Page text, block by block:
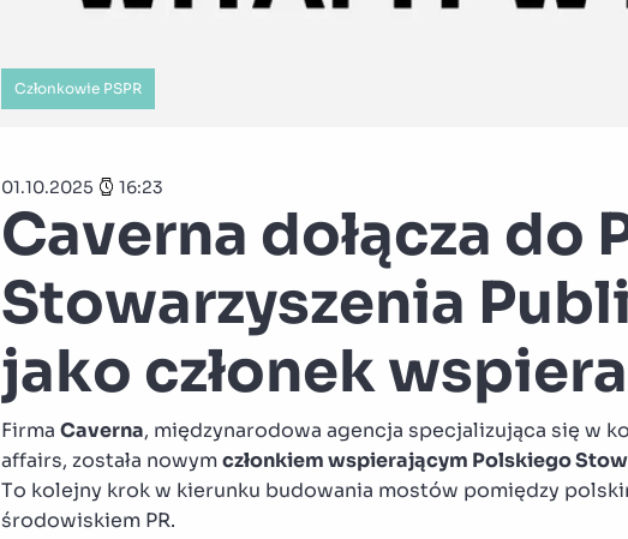
Członkowie PSPR
01.10.2025 16:23
Caverna dołącza do
Stowarzyszenia
jako członek
Firma Caverna, międzynarodowa agencja specjalizująca się w
affairs, została nowymczłonkiem wspierającym Polskiego
To kolejny krok w kierunku budowania mostów pomiędzy
środowiskiem PR.